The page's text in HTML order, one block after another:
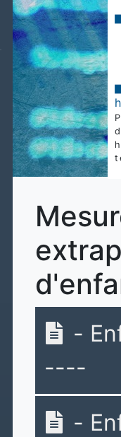
-
----
-